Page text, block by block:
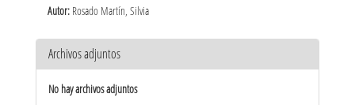
Autor: Rosado Martín, Silvia
Archivos adjuntos
No hay archivos adjuntos